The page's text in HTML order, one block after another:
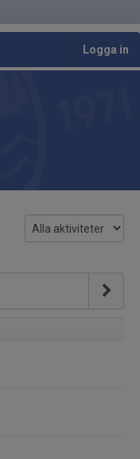
Logga in